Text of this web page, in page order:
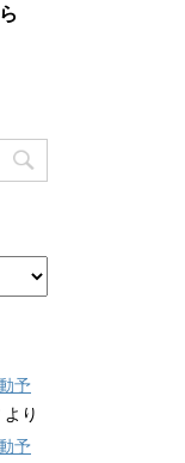
予
より
予